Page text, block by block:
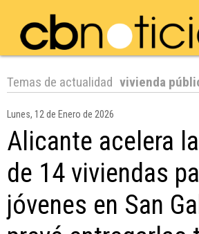
Temas de actualidad vivienda
Lunes, 12 de Enero de 2026
Alicante acelera
de 14 viviendas
jóvenes en San